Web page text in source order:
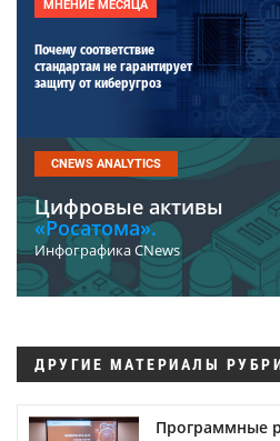
МНЕНИЕ МЕСЯЦА
Почему соответствие
стандартам не гарантирует
защиту от киберугроз
CNEWS ANALYTICS
Цифровые активы
«Росатома».
Инфографика CNews
ДРУГИЕ МАТЕРИАЛЫ
Программные